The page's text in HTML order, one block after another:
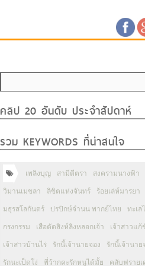
คลิป 20 อันดับ ประจำสัปดาห์
รวม KEYWORDS ที่น่าสนใจ
เพลิงบุญ สามีตีตรา สงครามนางฟ้า
วิมานเมขลา ลิขิตแห่งจันทร์ ร้อยเล่ห์มารยา
มธุรสโลกันตร์ ปรปักษ์จำนน พากย์ไทย ทะเล
กรงกรรม เสือตัดสิงห์ลิงหลอกเจ้า เจ้าสาวแก้
เจ้าสาวบ้านไร่ รักนี้เจ้านายจอง รักนี้เจ้านาย
รักนะเป็ดโง่ พี่ว้ากคะรักหนูได้มั้ย คลับฟรายเ